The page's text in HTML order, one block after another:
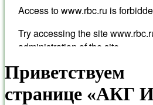
странице «АКГ